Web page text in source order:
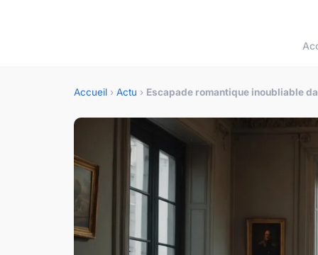
Accueil › Actu › Escapade romantique inoubliable